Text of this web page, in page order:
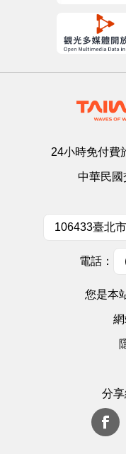
24小時免付費
中華民國
106433臺北
電話：
您是本
分